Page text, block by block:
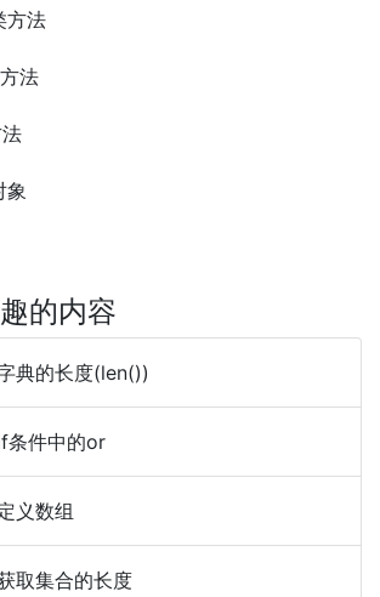
方法
法
象
的内容
典的长度(len())
条件中的or
义数组
取集合的长度